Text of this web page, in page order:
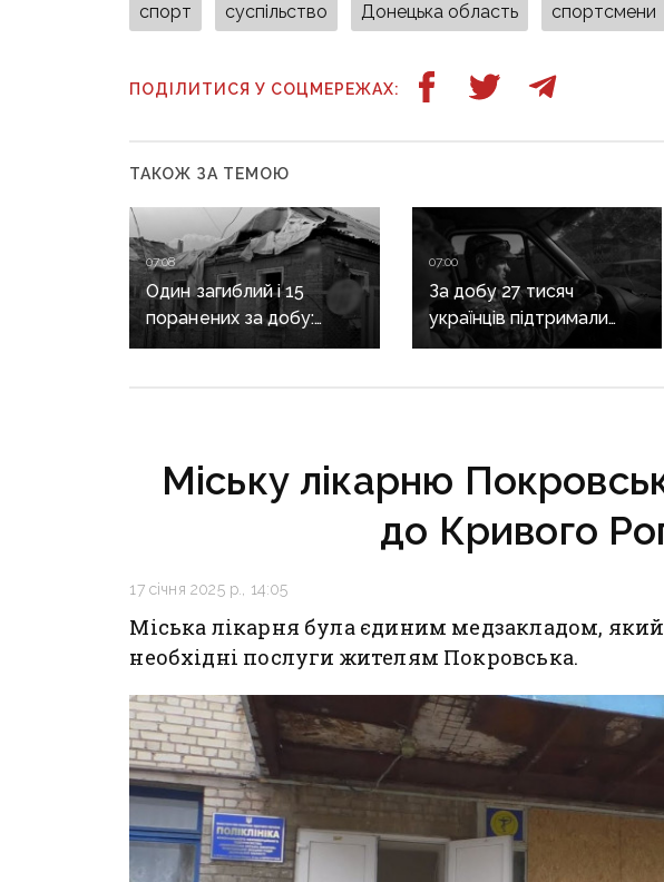
спорт суспільство Донецька область спортсмени
ПОДІЛИТИСЯ У СОЦМЕРЕЖАХ:
ТАКОЖ ЗА ТЕМОЮ
07:08
Один загиблий і 15
поранених за добу:
ворог масовано
07:00
За добу 27 тисяч
українців підтримали
петицію про присвоєння
Міську лікарню
до Кривого
17 січня 2025 р., 14:05
Міська лікарня була єдиним медзакладом,
необхідні послуги жителям Покровська.